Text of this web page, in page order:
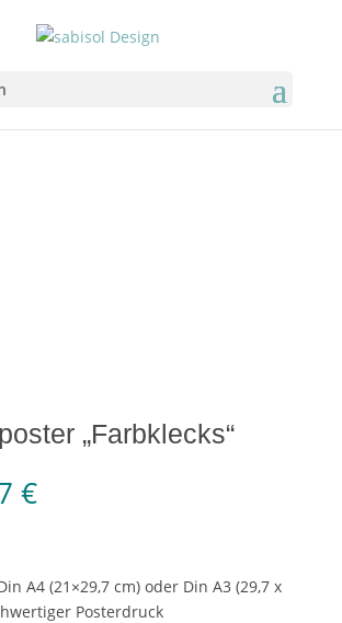
„Farbklecks“
€
A4 (21×29,7 cm) oder Din A3 (29,7 x
Posterdruck